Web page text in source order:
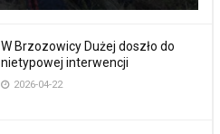
W Brzozowicy Dużej doszło do
nietypowej interwencji
2026-04-22